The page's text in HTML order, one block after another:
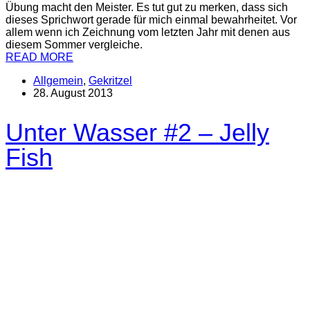
Übung macht den Meister. Es tut gut zu merken, dass sich
dieses Sprichwort gerade für mich einmal bewahrheitet. Vor
allem wenn ich Zeichnung vom letzten Jahr mit denen aus
diesem Sommer vergleiche.
READ MORE
Allgemein, Gekritzel
28. August 2013
Unter Wasser #2 – Jelly
Fish